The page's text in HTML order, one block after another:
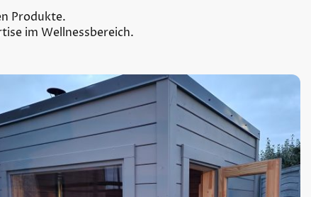
Produkte.
im Wellnessbereich.